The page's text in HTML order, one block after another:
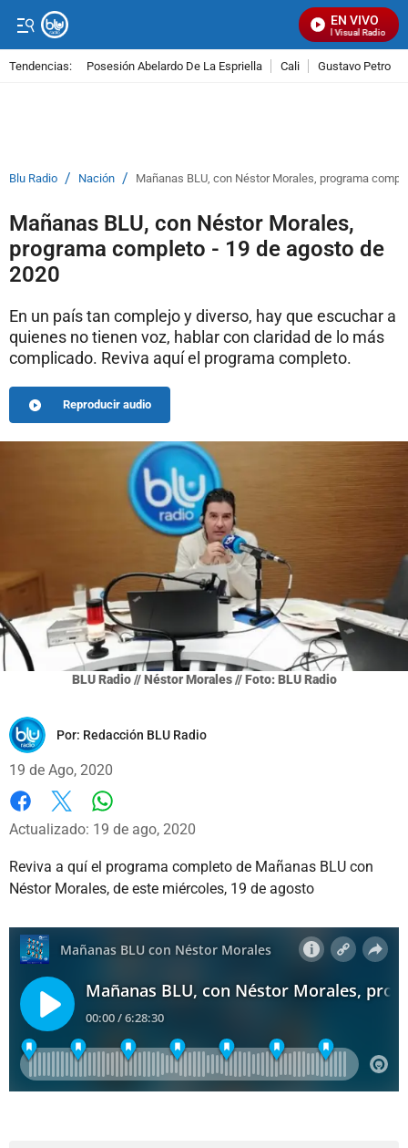
EN VIVO
Señal Visual Radio
Tendencias: Posesión Abelardo De La Espriella Cali Gustavo Petro
Blu Radio / Nación / Mañanas BLU, con Néstor Morales, programa
Mañanas BLU, con Néstor Morales,
programa completo - 19 de agosto de
2020
En un país tan complejo y diverso, hay que escuchar a
quienes no tienen voz, hablar con claridad de lo más
complicado. Reviva aquí el programa completo.
Reproducir audio
BLU Radio // Néstor Morales // Foto: BLU Radio
Por: Redacción BLU Radio
19 de Ago, 2020
Facebook
X
Actualizado: 19 de ago, 2020
Reviva a quí el programa completo de Mañanas BLU con
Néstor Morales, de este miércoles, 19 de agosto